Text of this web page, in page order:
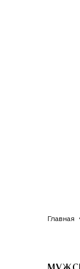
Главная